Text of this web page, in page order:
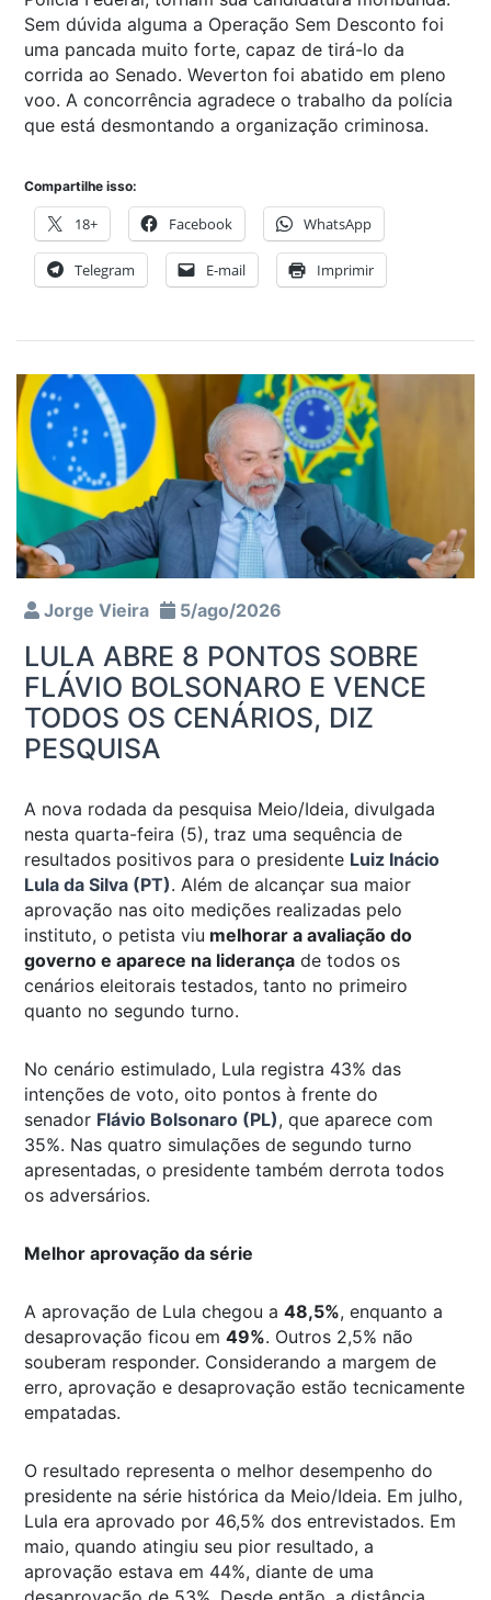
Sem dúvida alguma a Operação Sem Desconto foi
uma pancada muito forte, capaz de tirá-lo da
corrida ao Senado. Weverton foi abatido em pleno
voo. A concorrência agradece o trabalho da polícia
que está desmontando a organização criminosa.
Compartilhe isso:
18+ Facebook WhatsApp
Telegram E-mail Imprimir
Jorge Vieira 5/ago/2026
LULA ABRE 8 PONTOS SOBRE
FLÁVIO BOLSONARO E VENCE
TODOS OS CENÁRIOS, DIZ
PESQUISA
A nova rodada da pesquisa Meio/Ideia, divulgada
nesta quarta-feira (5), traz uma sequência de
resultados positivos para o presidente Luiz Inácio
Lula da Silva (PT). Além de alcançar sua maior
aprovação nas oito medições realizadas pelo
instituto, o petista viu melhorar a avaliação do
governo e aparece na liderança de todos os
cenários eleitorais testados, tanto no primeiro
quanto no segundo turno.
No cenário estimulado, Lula registra 43% das
intenções de voto, oito pontos à frente do
senador Flávio Bolsonaro (PL), que aparece com
35%. Nas quatro simulações de segundo turno
apresentadas, o presidente também derrota todos
os adversários.
Melhor aprovação da série
A aprovação de Lula chegou a 48,5%, enquanto a
desaprovação ficou em 49%. Outros 2,5% não
souberam responder. Considerando a margem de
erro, aprovação e desaprovação estão tecnicamente
empatadas.
O resultado representa o melhor desempenho do
presidente na série histórica da Meio/Ideia. Em julho,
Lula era aprovado por 46,5% dos entrevistados. Em
maio, quando atingiu seu pior resultado, a
aprovação estava em 44%, diante de uma